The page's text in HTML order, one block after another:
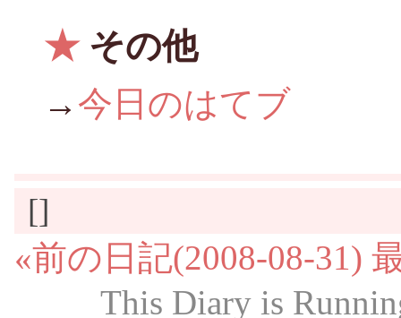
★その他
→ 今日のはてブ
[]
«前の日記(2008-08-31)
This Diary is